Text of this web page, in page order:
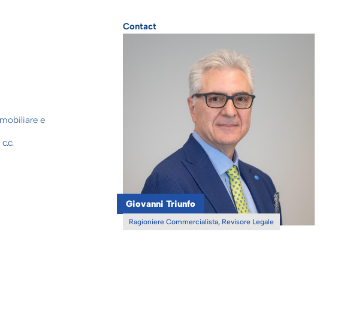
e
Contact
Giovanni Triunfo
Ragioniere Commercialista, Revisore Legale